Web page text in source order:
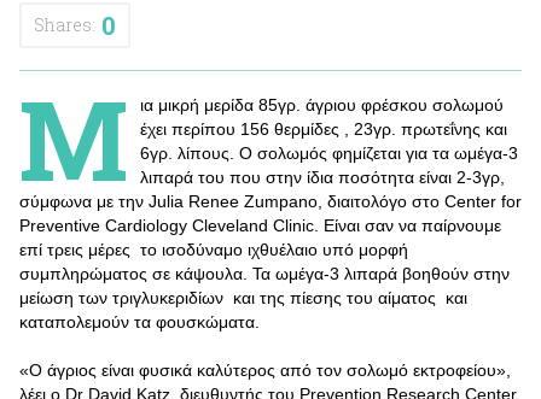
Shares: 0
Μ
ια μικρή μερίδα 85γρ. άγριου φρέσκου σολωμού
έχει περίπου 156 θερμίδες , 23γρ. πρωτεΐνης και
6γρ. λίπους. Ο σολωμός φημίζεται για τα ωμέγα-3
λιπαρά του που στην ίδια ποσότητα είναι 2-3γρ,
σύμφωνα με την Julia Renee Zumpano, διαιτολόγο στο Center for
Preventive Cardiology Cleveland Clinic. Είναι σαν να παίρνουμε
επί τρεις μέρες το ισοδύναμο ιχθυέλαιο υπό μορφή
συμπληρώματος σε κάψουλα. Τα ωμέγα-3 λιπαρά βοηθούν στην
μείωση των τριγλυκεριδίων και της πίεσης του αίματος και
καταπολεμούν τα φουσκώματα.
«Ο άγριος είναι φυσικά καλύτερος από τον σολωμό εκτροφείου»,
λέει ο Dr David Katz, διευθυντής του Prevention Research Center